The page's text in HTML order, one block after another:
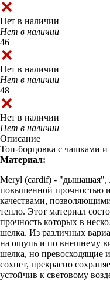
Нет в наличии
Нет в наличии
46
Нет в наличии
Нет в наличии
48
Нет в наличии
Нет в наличии
Описание
Топ-борцовка с чашками
Материал:
Meryl (cardif) - "дышащая",
повышенной прочностью
качествами,
тепло. Этот материал
прочность которых в
шелка. Из различных
на ощупь и по внешнему
шелка, но превосходящие
сохнет, прекрасно
устойчив к световому